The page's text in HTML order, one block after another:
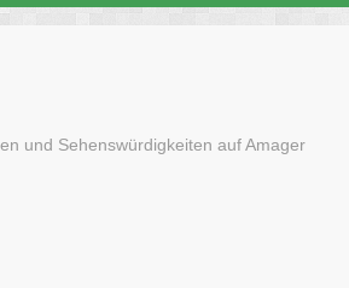
und Sehenswürdigkeiten auf Amager